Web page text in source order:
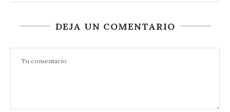
DEJA UN COMENTARIO